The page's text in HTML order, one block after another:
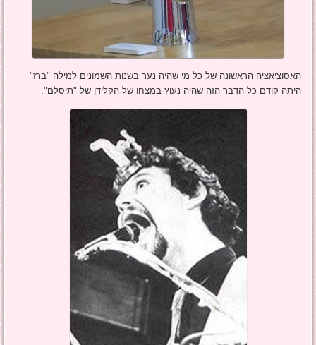
האסוציאציה הראשונה של כל מי שהיה נער בשנות השמונים למילה "ברז"
היתה קודם כל הדבר הזה שהיה נעוץ במצחו של הקלידן של "תיסלם".